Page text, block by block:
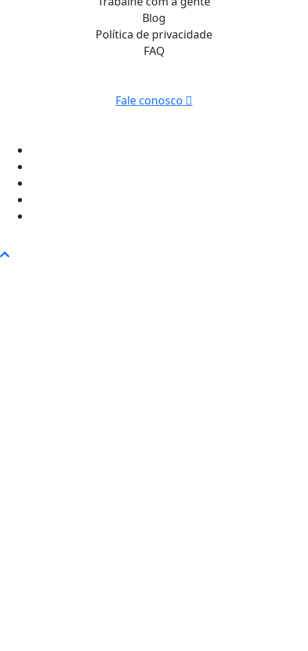
Blog
Política de privacidade
FAQ
Fale conosco